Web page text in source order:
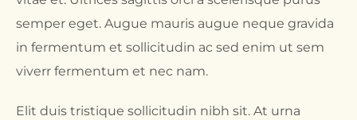
semper eget. Augue mauris augue neque gravida
in fermentum et sollicitudin ac sed enim ut sem
viverr fermentum et nec nam.
Elit duis tristique sollicitudin nibh sit. At urna